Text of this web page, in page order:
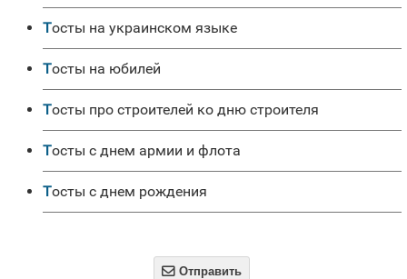
Тосты на украинском языке
Тосты на юбилей
Тосты про строителей ко дню строителя
Тосты с днем армии и флота
Тосты с днем рождения
 Отправить